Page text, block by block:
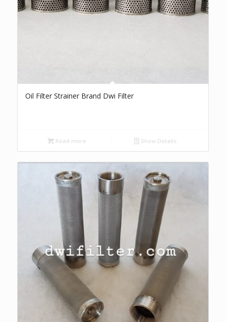
Oil Filter Strainer Brand Dwi Filter
Read more Show Details